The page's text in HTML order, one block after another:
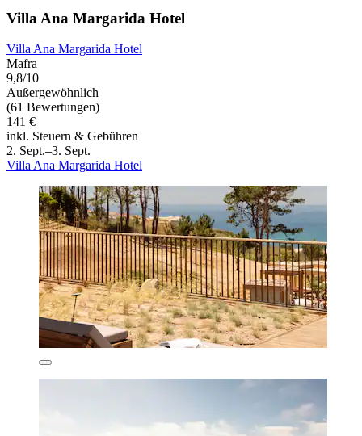
Villa Ana Margarida Hotel
Villa Ana Margarida Hotel
Mafra
9,8/10
Außergewöhnlich
(61 Bewertungen)
141 €
inkl. Steuern & Gebühren
2. Sept.–3. Sept.
Villa Ana Margarida Hotel